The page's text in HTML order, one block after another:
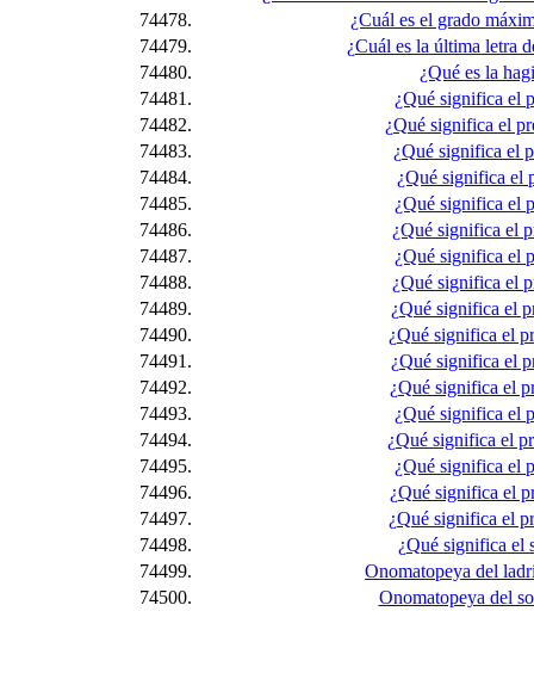
74478.
¿Cuál es el grado
74479.
¿Cuál es la última letra
74480.
¿Qué es la
74481.
¿Qué significa el
74482.
¿Qué significa el
74483.
¿Qué significa el
74484.
¿Qué significa el
74485.
¿Qué significa el
74486.
¿Qué significa el
74487.
¿Qué significa el
74488.
¿Qué significa el
74489.
¿Qué significa el
74490.
¿Qué significa el
74491.
¿Qué significa el
74492.
¿Qué significa el
74493.
¿Qué significa el
74494.
¿Qué significa el
74495.
¿Qué significa el
74496.
¿Qué significa el
74497.
¿Qué significa el
74498.
¿Qué significa el
74499.
Onomatopeya del
74500.
Onomatopeya del